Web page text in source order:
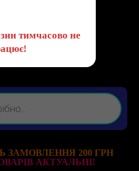
ЗАМОВЛЕННЯ 200 ГРН
АКТУАЛЬНІ!
тимчасово не